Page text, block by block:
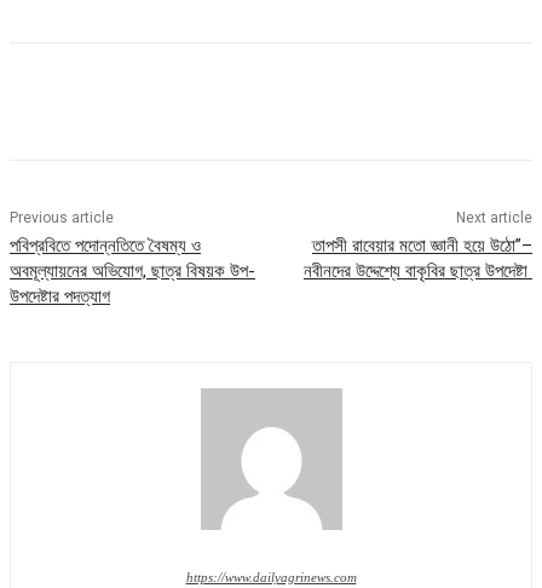
Previous article
পবিপ্রবিতে পদোন্নতিতে বৈষম্য ও
অবমূল্যায়নের অভিযোগ, ছাত্র বিষয়ক উপ-
উপদেষ্টার পদত্যাগ
Next article
তাপসী রাবেয়ার মতো জ্ঞানী হয়ে উঠো”–
নবীনদের উদ্দেশ্যে বাকৃবির ছাত্র উপদেষ্টা
https://www.dailyagrinews.com